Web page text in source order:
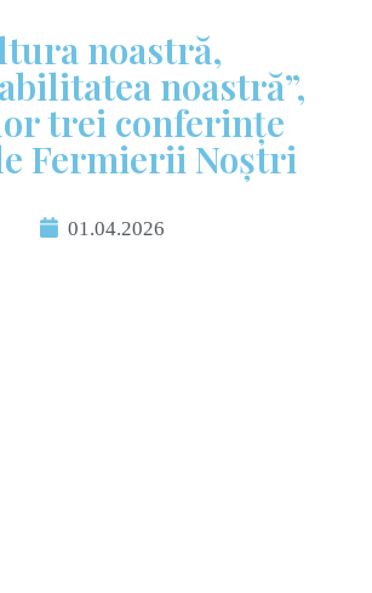
noastră,
noastră”,
trei conferințe
Fermierii Noștri
01.04.2026